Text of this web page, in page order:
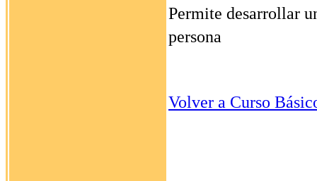
Permite desarrollar
persona
Volver a Curso